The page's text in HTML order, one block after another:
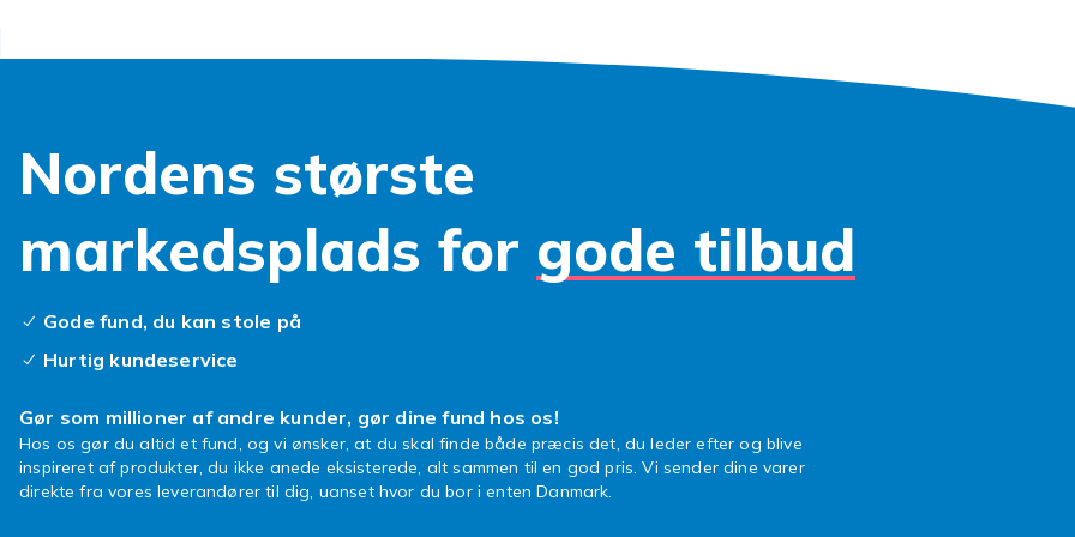
Nordens største
markedsplads for gode tilbud
Gode fund, du kan stole på
Hurtig kundeservice
Gør som millioner af andre kunder, gør dine fund hos os!
Hos os gør du altid et fund, og vi ønsker, at du skal finde både præcis det, du leder efter og blive
inspireret af produkter, du ikke anede eksisterede, alt sammen til en god pris. Vi sender dine varer
direkte fra vores leverandører til dig, uanset hvor du bor i enten Danmark.